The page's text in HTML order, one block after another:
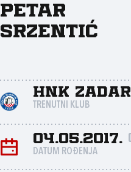
Petar
Srzentić
HNK Zadar
TRENUTNI KLUB
04.05.2017.
DATUM ROĐENJA